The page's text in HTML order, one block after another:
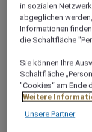
Ideal für
Terrasse
in sozialen
abgeglichen
Informationen
die Schaltfläche
Sie können Ihre
Schaltfläche
"Cookies“ am Ende
Weitere
Unsere Partner